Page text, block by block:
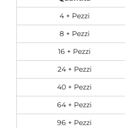
4 + Pezzi
8 + Pezzi
16 + Pezzi
24 + Pezzi
40 + Pezzi
64 + Pezzi
96 + Pezzi